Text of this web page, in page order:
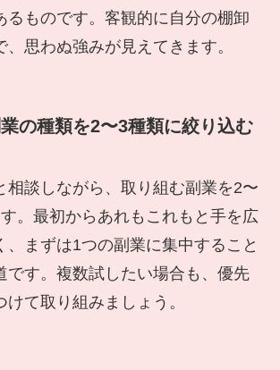
るものです。客観的に自分の棚卸
、思わぬ強みが見えてきます。
の種類を2〜3種類に絞り込む
相談しながら、取り組む副業を2〜
。最初からあれもこれもと手を広
、まずは1つの副業に集中すること
です。複数試したい場合も、優先
て取り組みましょう。